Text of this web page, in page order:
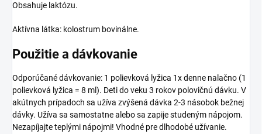
Obsahuje laktózu.
Aktívna látka: kolostrum bovinálne.
Použitie a dávkovanie
Odporúčané dávkovanie: 1 polievková lyžica 1x denne nalačno (1
polievková lyžica = 8 ml). Deti do veku 3 rokov polovičnú dávku. V
akútnych prípadoch sa užíva zvýšená dávka 2-3 násobok bežnej
dávky. Užíva sa samostatne alebo sa zapije studeným nápojom.
Nezapíjajte teplými nápojmi! Vhodné pre dlhodobé užívanie.